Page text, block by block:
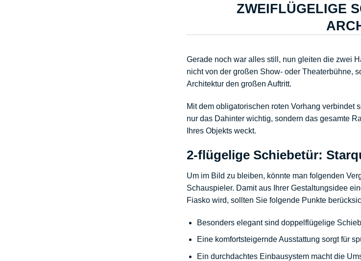
ZWEIFLÜGELIGE
Gerade noch war alles still, nun gleiten die zwei
nicht von der großen Show- oder Theaterbühne,
Architektur den großen Auftritt.
Mit dem obligatorischen roten Vorhang
nur das Dahinter wichtig, sondern das gesamte
Ihres Objekts weckt.
2-flügelige Schiebetür:
Um im Bild zu bleiben, könnte man folgenden
Schauspieler. Damit aus Ihrer Gestaltungsidee
Fiasko wird, sollten Sie folgende Punkte
Besonders elegant sind doppelflügelige
Eine komfortsteigernde Ausstattung sorgt für
Ein durchdachtes Einbausystem macht die